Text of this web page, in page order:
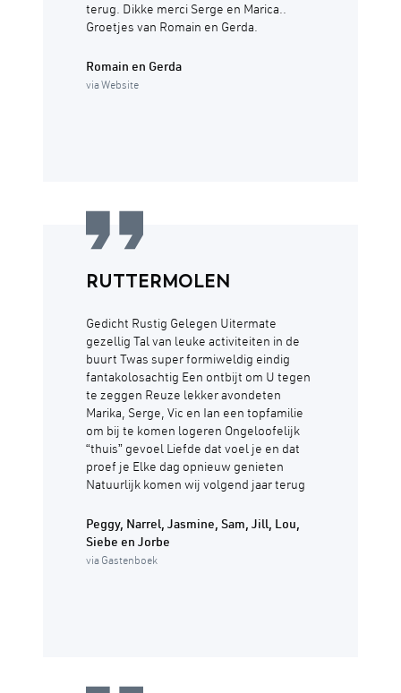
terug. Dikke merci Serge en Marica..
Groetjes van Romain en Gerda.
Romain en Gerda
via Website
RUTTERMOLEN
Gedicht Rustig Gelegen Uitermate
gezellig Tal van leuke activiteiten in de
buurt Twas super formiweldig eindig
fantakolosachtig Een ontbijt om U tegen
te zeggen Reuze lekker avondeten
Marika, Serge, Vic en Ian een topfamilie
om bij te komen logeren Ongeloofelijk
“thuis” gevoel Liefde dat voel je en dat
proef je Elke dag opnieuw genieten
Natuurlijk komen wij volgend jaar terug
Peggy, Narrel, Jasmine, Sam, Jill, Lou,
Siebe en Jorbe
via Gastenboek